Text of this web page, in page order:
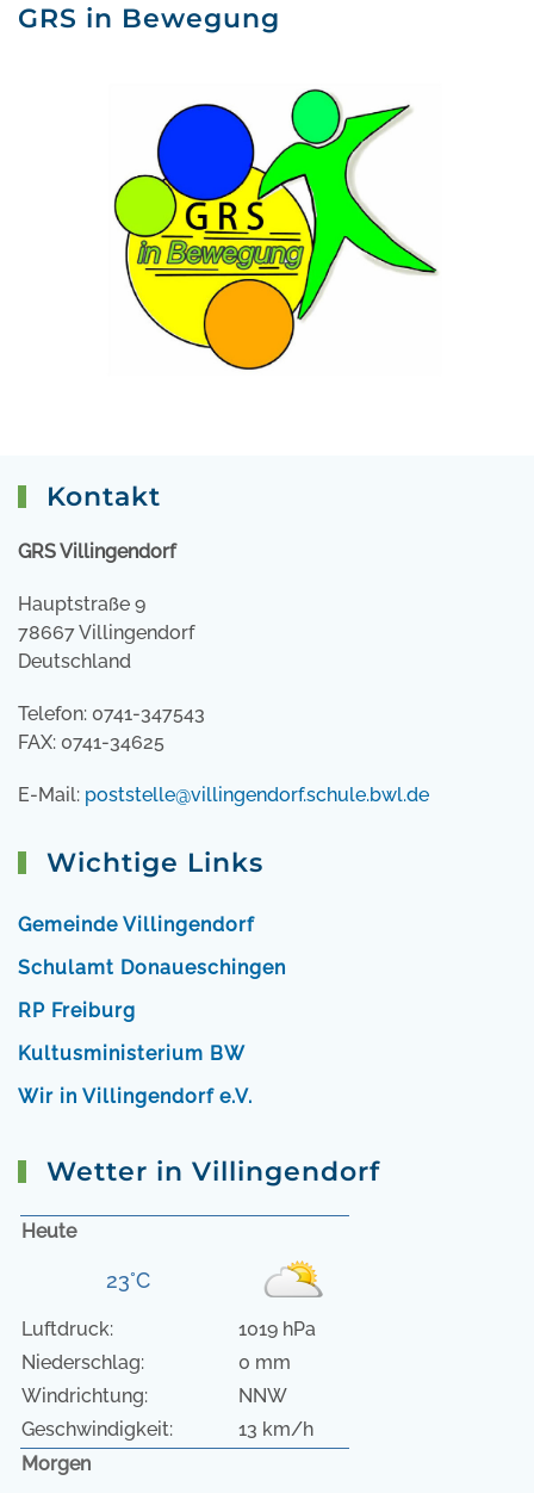
GRS in Bewegung
Kontakt
GRS Villingendorf
Hauptstraße 9
78667 Villingendorf
Deutschland
Telefon: 0741-347543
FAX: 0741-34625
E-Mail: poststelle@villingendorf.schule.bwl.de
Wichtige Links
Gemeinde Villingendorf
Schulamt Donaueschingen
RP Freiburg
Kultusministerium BW
Wir in Villingendorf e.V.
Wetter in Villingendorf
Heute
23°C
Luftdruck:
1019 hPa
Niederschlag:
0 mm
Windrichtung:
NNW
Geschwindigkeit:
13 km/h
Morgen